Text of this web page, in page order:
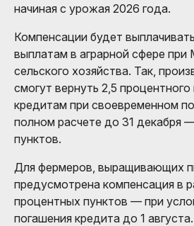
начиная с урожая 2026 года.
Компенсации будет
выплатам в аграрной сфере при
сельского хозяйства. Так,
смогут вернуть 2,5
кредитам при своевременном
полном расчете до 31 декабря
пунктов.
Для фермеров, выращивающих
предусмотрена компенсация в
процентных пунктов — при
погашения кредита до 1 августа.